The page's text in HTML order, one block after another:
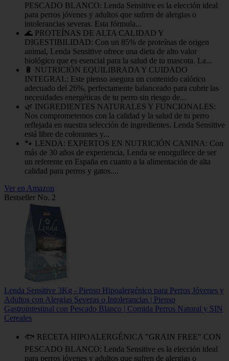
PESCADO BLANCO: Lenda Sensitive es la elección ideal
para perros jóvenes y adultos que sufren de alergias o
intolerancias severas. Esta fórmula...
🌊 PROTEÍNAS DE ALTA CALIDAD Y
DIGESTIBILIDAD: Con un 85% de proteínas de origen
animal, Lenda Sensitive ofrece una dieta de alto valor
biológico que es esencial para la salud de tu mascota. La...
🔋 NUTRICIÓN EQUILIBRADA Y CUIDADO
INTEGRAL: Este pienso asegura un contenido calórico
adecuado del 26%, perfectamente balanceado para cubrir las
necesidades energéticas de tu perro sin riesgo de...
🌿 INGREDIENTES NATURALES Y FUNCIONALES:
Nos comprometemos con la calidad y la salud de tu perro
reflejada en nuestra selección de ingredientes. Lenda Sensitive
está libre de colorantes y...
🐾 LENDA: EXPERTOS EN NUTRICIÓN CANINA: Con
más de 30 años de experiencia, Lenda se enorgullece de ser
un referente en España en cuanto a la alimentación de alta
calidad para perros y gatos....
Ver en Amazon
Bestseller No. 2
Lenda Sensitive 3Kg - Pienso Hipoalergénico para Perros Jóvenes y
Adultos con Alergias Severas o Intolerancias | Pienso
Gastrointestinal con Pescado Blanco | Comida Perros Natural y SIN
Cereales
🐟 RECETA HIPOALERGÉNICA "GRAIN FREE" CON
PESCADO BLANCO: Lenda Sensitive es la elección ideal
para perros jóvenes y adultos que sufren de alergias o